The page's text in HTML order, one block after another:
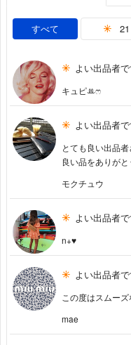
すべて 21
よい出品者
キュピꔛ‬ෆ
よい出品者
とても良い出品者
良い品をありが
モクチュウ
よい出品者
n+♥️
よい出品者
この度はスムー
mae